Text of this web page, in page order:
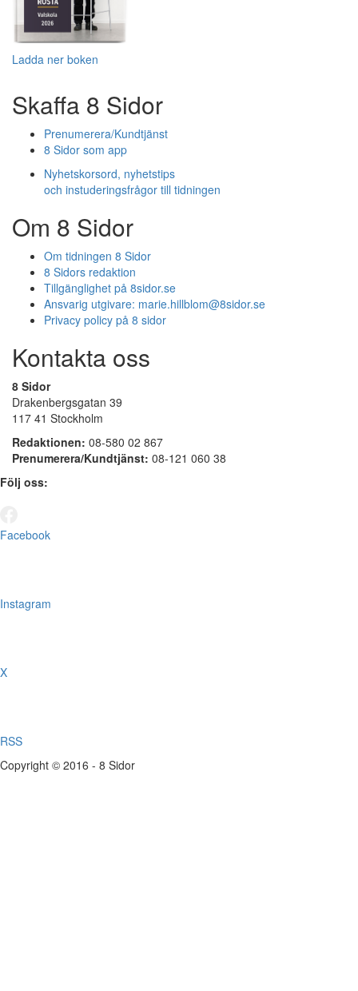
Ladda ner boken
Skaffa 8 Sidor
Prenumerera/Kundtjänst
8 Sidor som app
Nyhetskorsord, nyhetstips
och instuderingsfrågor till tidningen
Om 8 Sidor
Om tidningen 8 Sidor
8 Sidors redaktion
Tillgänglighet på 8sidor.se
Ansvarig utgivare: marie.hillblom@8sidor.se
Privacy policy på 8 sidor
Kontakta oss
8 Sidor
Drakenbergsgatan 39
117 41 Stockholm
Redaktionen: 08-580 02 867
Prenumerera/Kundtjänst: 08-121 060 38
Följ oss:
Facebook
Instagram
X
RSS
Copyright © 2016 - 8 Sidor